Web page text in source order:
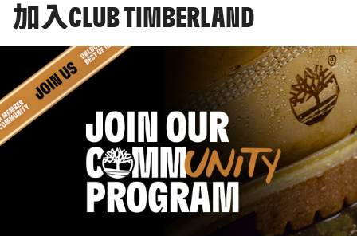
加入CLUB TIMBERLAND